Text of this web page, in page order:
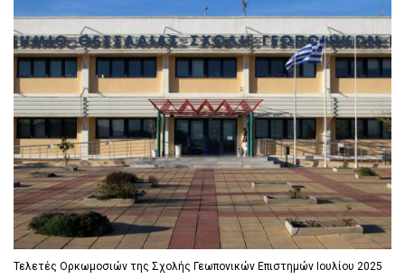
W
N
T
R
I
G
G
E
R
N
T
R
I
G
G
E
R
W
N
T
R
I
G
G
E
R
Τελετές Ορκωμοσιών της Σχολής Γεωπονικών Επιστημών Ιουλίου 2025